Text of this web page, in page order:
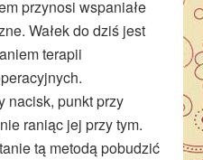
przynosi wspaniałe
Wałek do dziś jest
terapii
nacisk, punkt przy
raniąc jej przy tym.
tą metodą pobudzić